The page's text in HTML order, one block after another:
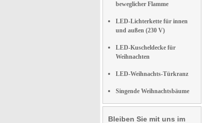
beweglicher Flamme
LED-Lichterkette für innen
und außen (230 V)
LED-Kuscheldecke für
Weihnachten
LED-Weihnachts-Türkranz
Singende Weihnachtsbäume
Bleiben Sie mit uns im